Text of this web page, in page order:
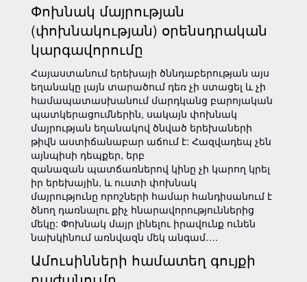
Փոխնակ մայրության
(փոխնակության) օրենսդրական
կարգավորումը
Հայաստանում երեխայի ծննդաբերության այս
եղանակը լայն տարածում դեռ չի ստացել և չի
համապատասխանում մարդկանց բարոյական
պատկերացումներին, սակայն փոխնակ
մայրության եղանակով ծնված երեխաների
թիվն աստիճանաբար աճում է: Հազվադեպ չեն
այնպիսի դեպքեր, երբ
զանազան պատճառներով կինը չի կարող կրել
իր երեխային, և ուստի փոխնակ
մայրությունը որոշների համար հանդիսանում է
ծնող դառնալու քիչ հնարավորություններից
մեկը: Փոխնակ մայր լինելու իրավունք ունեն
նախկինում առնվազն մեկ անգամ….
Ամուսինների համատեղ գույքի